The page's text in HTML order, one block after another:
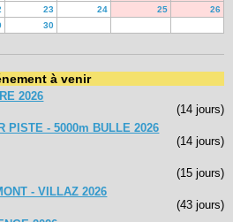
23 24 25
26
30
à venir
2026
(14 jours)
PISTE - 5000m BULLE 2026
(14 jours)
(15 jours)
- VILLAZ 2026
(43 jours)